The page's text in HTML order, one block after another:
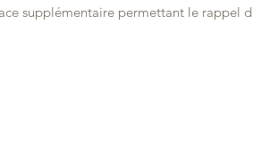
supplémentaire permettant le rappel